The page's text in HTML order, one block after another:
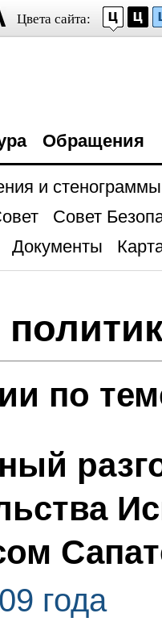
Цвета сайта:
Обращения
и стенограммы
Совет
Документы
по
года